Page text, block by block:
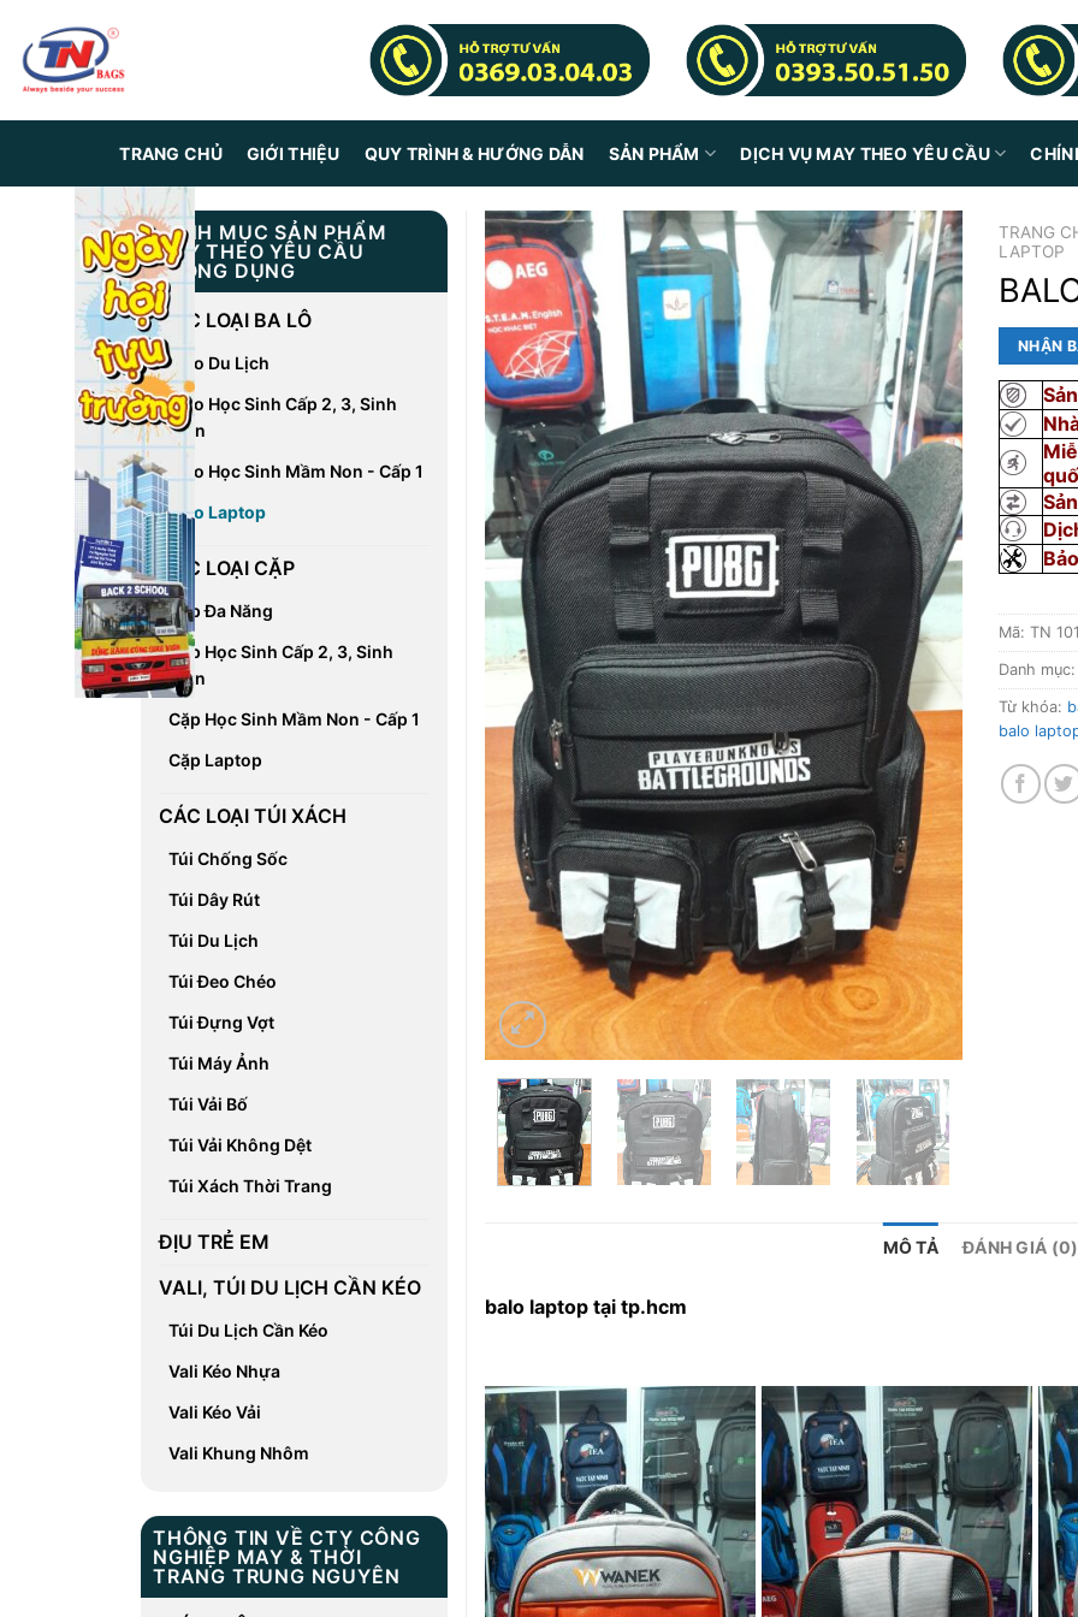
content
TRANG CHỦ GIỚI THIỆU QUY TRÌNH & HƯỚNG DẪN SẢN PHẨM DỊCH VỤ MAY THEO YÊU CẦU
DANH MỤC SẢN PHẨM
MAY THEO YÊU CẦU
THÔNG DỤNG
CÁC LOẠI BA LÔ
Balo Du Lịch
Balo Học Sinh Cấp 2, 3, Sinh
Viên
Balo Học Sinh Mầm Non - Cấp 1
Balo Laptop
CÁC LOẠI CẶP
Cặp Đa Năng
Cặp Học Sinh Cấp 2, 3, Sinh
Viên
Cặp Học Sinh Mầm Non - Cấp 1
Cặp Laptop
CÁC LOẠI TÚI XÁCH
Túi Chống Sốc
Túi Dây Rút
Túi Du Lịch
Túi Đeo Chéo
Túi Đựng Vợt
Túi Máy Ảnh
Túi Vải Bố
Túi Vải Không Dệt
Túi Xách Thời Trang
ĐỊU TRẺ EM
VALI, TÚI DU LỊCH CẦN KÉO
Túi Du Lịch Cần Kéo
Vali Kéo Nhựa
Vali Kéo Vải
Vali Khung Nhôm
THÔNG TIN VỀ CTY CÔNG
NGHIỆP MAY & THỜI
TRANG TRUNG NGUYÊN
TRANG
LAPTOP
NHẬN
Mã: TN
Danh
Từ khóa:
balo
MÔ TẢ ĐÁNH GIÁ (0)
balo laptop tại tp.hcm